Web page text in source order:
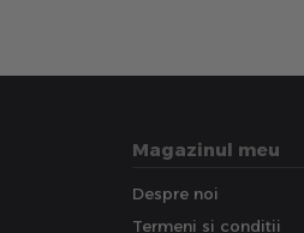
Magazinul meu
Despre noi
Termeni si conditii